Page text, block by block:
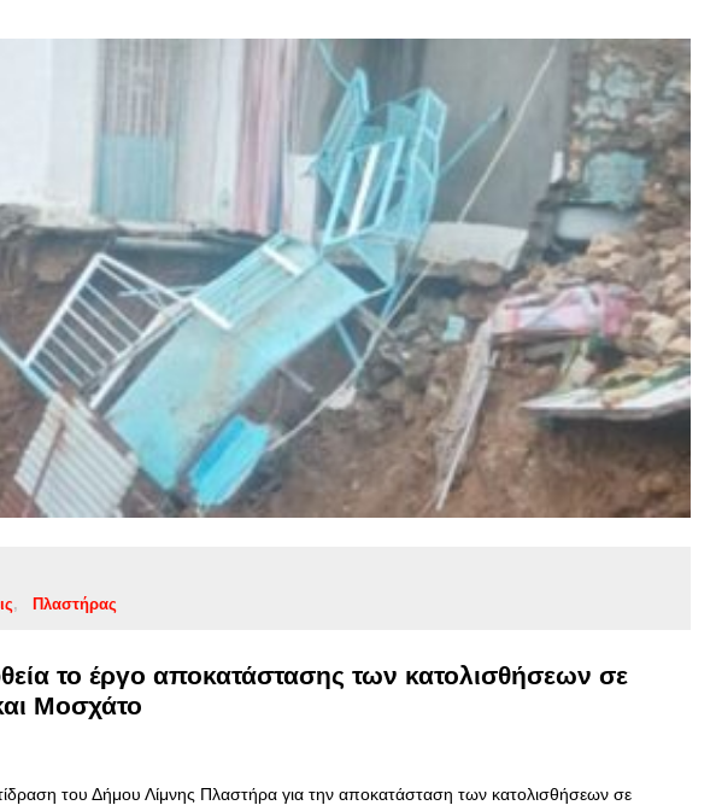
Πλαστήρας
το έργο αποκατάστασης των κατολισθήσεων σε
Μοσχάτο
του Δήμου Λίμνης Πλαστήρα για την αποκατάσταση των κατολισθήσεων σε